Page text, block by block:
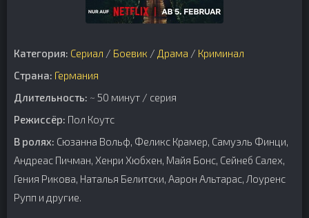
Категория: Сериал / Боевик / Драма / Криминал
Страна: Германия
Длительность: ~ 50 минут / серия
Режиссёр: Пол Коутс
В ролях: Сюзанна Вольф, Феликс Крамер, Самуэль Финци,
Андреас Пичман, Хенри Хюбхен, Майя Бонс, Сейнеб Салех,
Гения Рикова, Наталья Белитски, Аарон Альтарас, Лоуренс
Рупп и другие.